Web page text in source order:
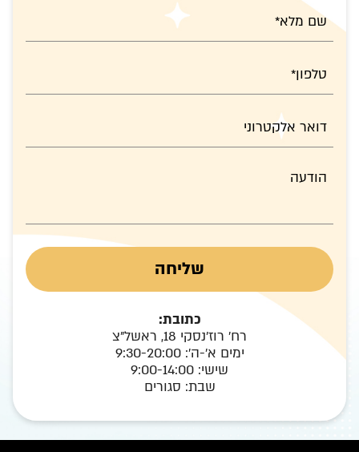
כתובת:
רח' רוז'נסקי 18, ראשל"צ
ימים א'-ה': 9:30-20:00
שישי: 9:00-14:00
שבת: סגורים